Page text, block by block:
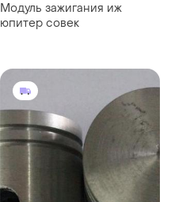
Модуль зажигания иж
юпитер совек